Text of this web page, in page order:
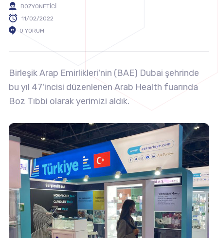
BOZYONETICI
11/02/2022
0 YORUM
Birleşik Arap Emirlikleri'nin (BAE) Dubai şehrinde
bu yıl 47'incisi düzenlenen Arab Health fuarında
Boz Tıbbi olarak yerimizi aldık.